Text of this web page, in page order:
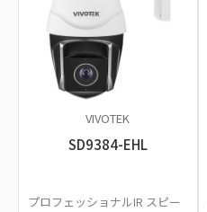
VIVOTEK
SD9384-EHL
プロフェッショナルIR スピー